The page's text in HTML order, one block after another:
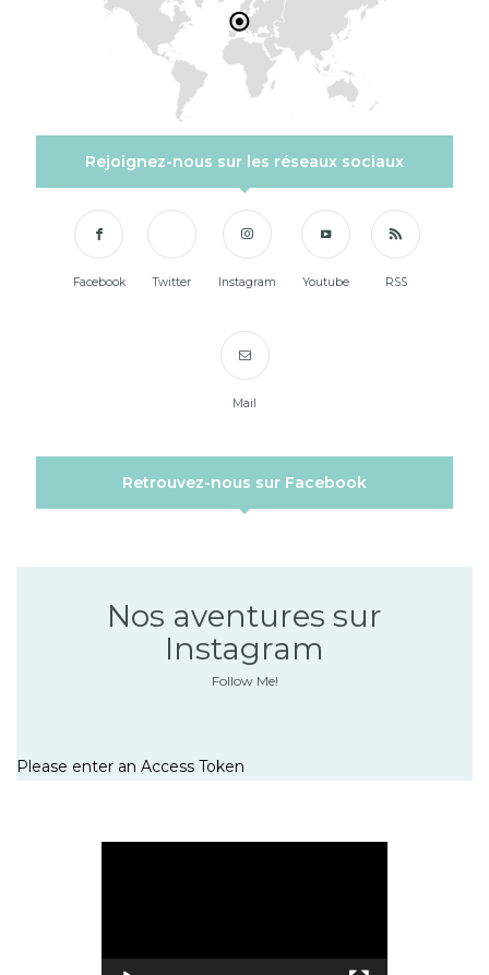
Rejoignez-nous sur les réseaux sociaux
Facebook Twitter Instagram Youtube RSS
Mail
Retrouvez-nous sur Facebook
Nos aventures sur
Instagram
Follow Me!
Please enter an Access Token